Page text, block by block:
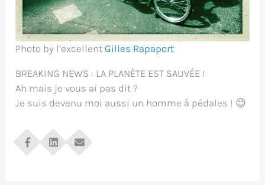
Photo by l’excellent Gilles Rapaport
BREAKING NEWS : LA PLANÈTE EST SAUVÉE !
Ah mais je vous ai pas dit ?
Je suis devenu moi aussi un homme à pédales ! 😉